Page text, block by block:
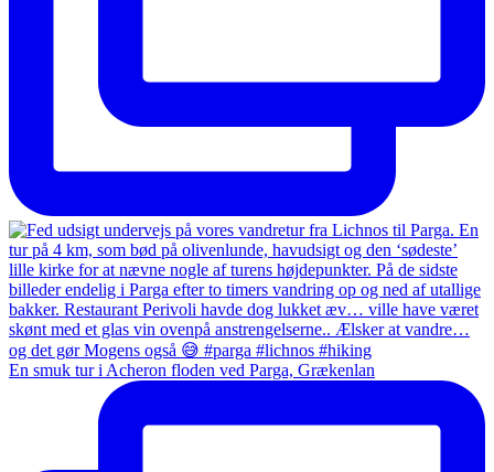
En smuk tur i Acheron floden ved Parga, Grækenlan